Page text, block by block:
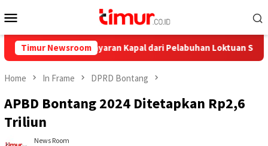
to
Menu
Timur Newsroom
Ini Pelayaran Kapal dari Pelabuhan Loktuan Selama Juli
Home In Frame DPRD Bontang
APBD Bontang 2024 Ditetapkan Rp2,6
Triliun
News Room